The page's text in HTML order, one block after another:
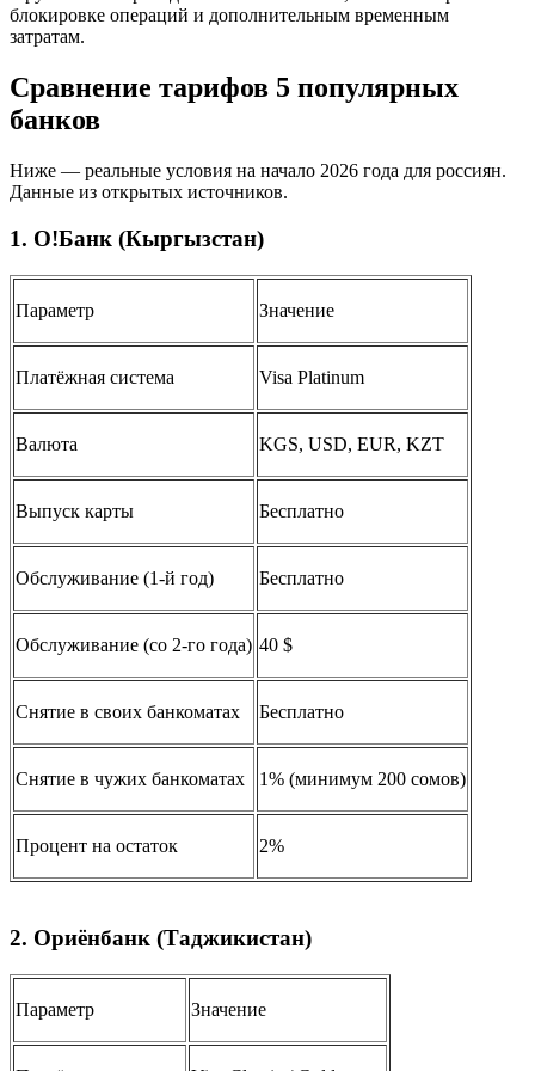
блокировке операций и дополнительным временным
затратам.
Сравнение тарифов 5 популярных
банков
Ниже — реальные условия на начало 2026 года для россиян.
Данные из открытых источников.
1. О!Банк (Кыргызстан)
Параметр Значение
Платёжная система Visa Platinum
Валюта KGS, USD, EUR, KZT
Выпуск карты Бесплатно
Обслуживание (1-й год) Бесплатно
Обслуживание (со 2-го года) 40 $
Снятие в своих банкоматах Бесплатно
Снятие в чужих банкоматах 1% (минимум 200 сомов)
Процент на остаток 2%
2. Ориёнбанк (Таджикистан)
Параметр Значение